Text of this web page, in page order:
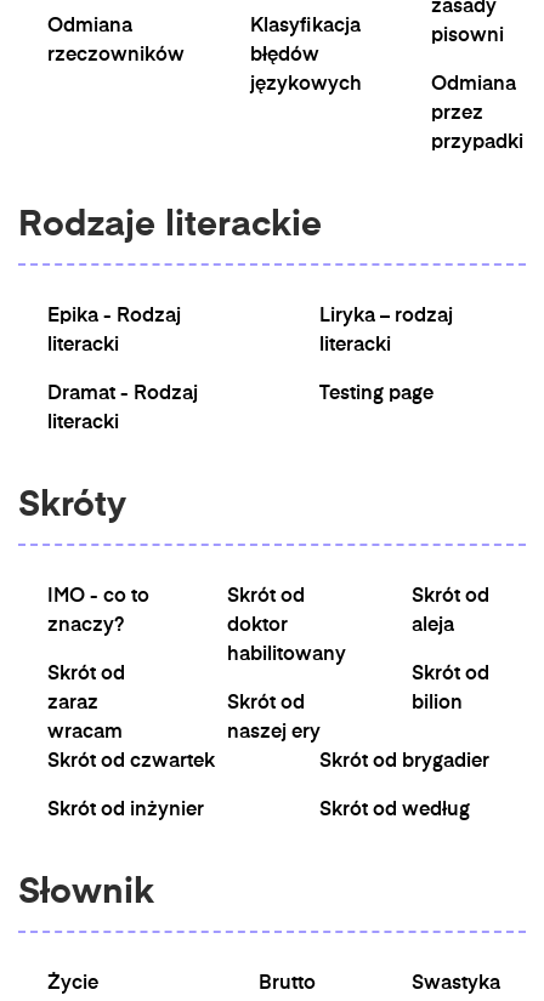
Odmiana
rzeczowników
Klasyfikacja
błędów
językowych
zasady
pisowni
Odmiana
przez
przypadki
Rodzaje literackie
Epika - Rodzaj
literacki
Dramat - Rodzaj
literacki
Liryka – rodzaj
literacki
Testing page
Skróty
IMO - co to
znaczy?
Skrót od
zaraz
wracam
Skrót od
doktor
habilitowany
Skrót od
naszej ery
Skrót od
aleja
Skrót od
bilion
Skrót od czwartek
Skrót od inżynier
Skrót od brygadier
Skrót od według
Słownik
Życie Brutto Swastyka